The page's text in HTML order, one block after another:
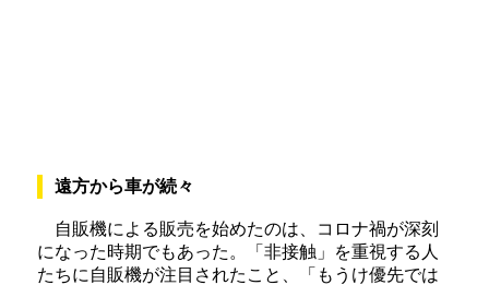
遠方から車が続々
自販機による販売を始めたのは、コロナ禍が深刻
になった時期でもあった。「非接触」を重視する人
たちに自販機が注目されたこと、「もうけ優先では